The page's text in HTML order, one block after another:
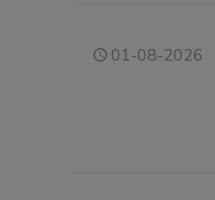
01-08-2026